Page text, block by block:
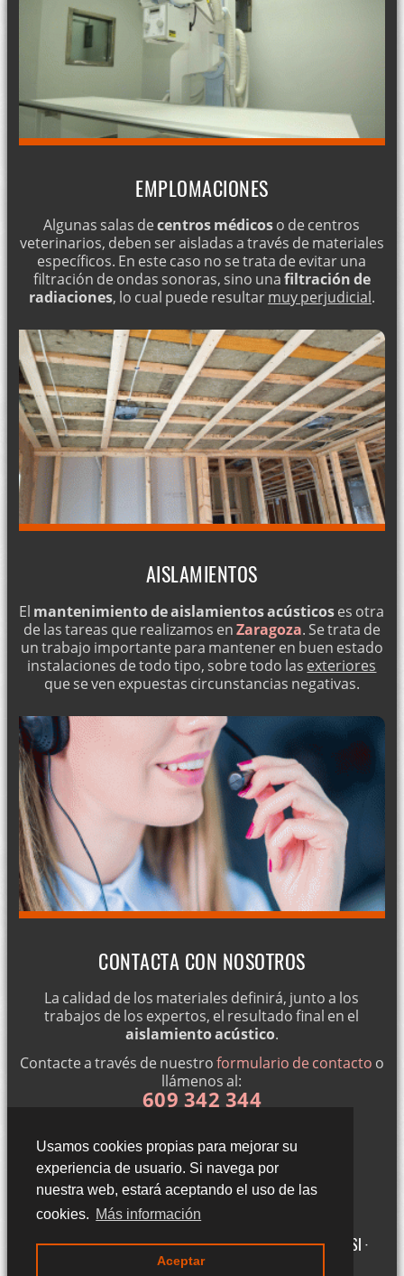
Usamos cookies propias para mejorar su
experiencia de usuario. Si navega por
nuestra web, estará aceptando el uso de las
cookies. Más información
Aceptar
EMPLOMACIONES
Algunas salas decentros médicoso de centros
veterinarios, deben ser aisladas a través de materiales
específicos. En este caso no se trata de evitar una
filtración de ondas sonoras, sino unafiltración de
radiaciones, lo cual puede resultarmuy perjudicial.
AISLAMIENTOS
El mantenimiento de aislamientos acústicoses otra
de las tareas que realizamos enZaragoza. Se trata de
un trabajo importante para mantener en buen estado
instalaciones de todo tipo, sobre todo las exteriores
que se ven expuestas circunstancias negativas.
CONTACTA CON NOSOTROS
La calidad de los materiales definirá, junto a los
trabajos de los expertos, el resultado final en el
aislamiento acústico.
Contacte a través de nuestroformulario de contacto o
llámenos al:
609 342 344
Gigantillas 3, 3ºA - 50015 Zaragoza (Zaragoza) ·Aviso legal LSSI ·
Política de cookies · Política de privacidad